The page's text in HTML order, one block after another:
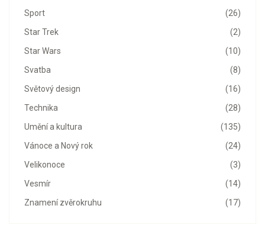
(26)
Sport
(2)
Star Trek
(10)
Star Wars
(8)
Svatba
(16)
Světový design
(28)
Technika
(135)
Umění a kultura
(24)
Vánoce a Nový rok
(3)
Velikonoce
(14)
Vesmír
(17)
Znamení zvěrokruhu